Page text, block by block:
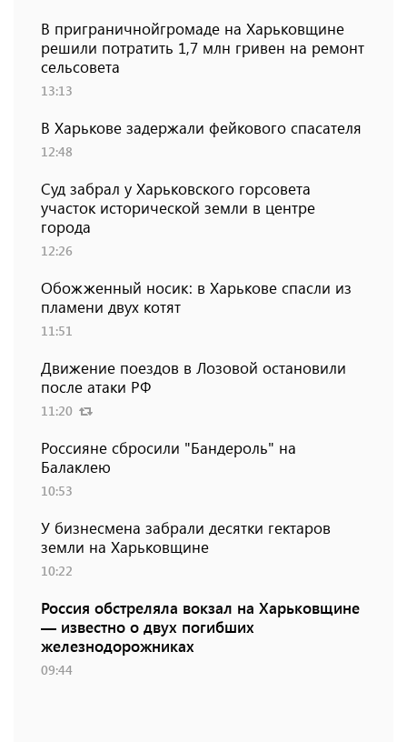
В приграничнойгромаде на Харьковщине
решили потратить 1,7 млн ​​гривен на ремонт
сельсовета
13:13
В Харькове задержали фейкового спасателя
12:48
Суд забрал у Харьковского горсовета
участок исторической земли в центре
города
12:26
Обожженный носик: в Харькове спасли из
пламени двух котят
11:51
Движение поездов в Лозовой остановили
после атаки РФ
11:20
Россияне сбросили "Бандероль" на
Балаклею
10:53
У бизнесмена забрали десятки гектаров
земли на Харьковщине
10:22
Россия обстреляла вокзал на Харьковщине
— известно о двух погибших
железнодорожниках
09:44